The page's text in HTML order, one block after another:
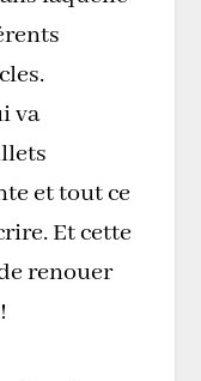
va
et tout ce
Et cette
renouer